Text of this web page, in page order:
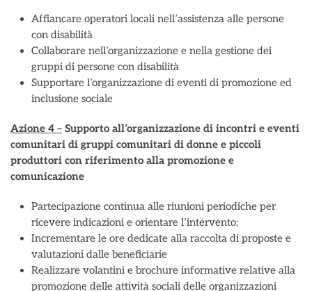
Affiancare operatori locali nell’assistenza alle persone
con disabilità
Collaborare nell’organizzazione e nella gestione dei
gruppi di persone con disabilità
Supportare l’organizzazione di eventi di promozione ed
inclusione sociale
Azione 4 – Supporto all’organizzazione di incontri e eventi
comunitari di gruppi comunitari di donne e piccoli
produttori con riferimento alla promozione e
comunicazione
Partecipazione continua alle riunioni periodiche per
ricevere indicazioni e orientare l’intervento;
Incrementare le ore dedicate alla raccolta di proposte e
valutazioni dalle beneficiarie
Realizzare volantini e brochure informative relative alla
promozione delle attività sociali delle organizzazioni